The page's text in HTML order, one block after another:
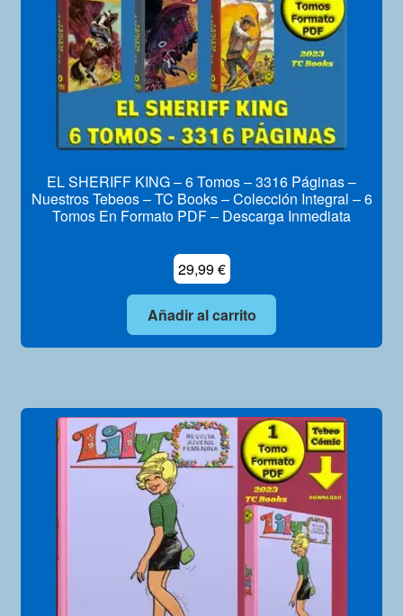
EL SHERIFF KING – 6 Tomos – 3316 Páginas –
Nuestros Tebeos – TC Books – Colección Integral – 6
Tomos En Formato PDF – Descarga Inmediata
29,99€
Añadir al carrito